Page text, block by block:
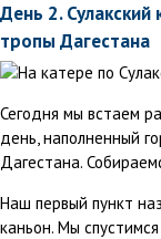
День 2. Сулакский
тропы Дагестана
Сегодня мы встаем
день, наполненный
Дагестана.
Наш первый пункт
каньон. Мы